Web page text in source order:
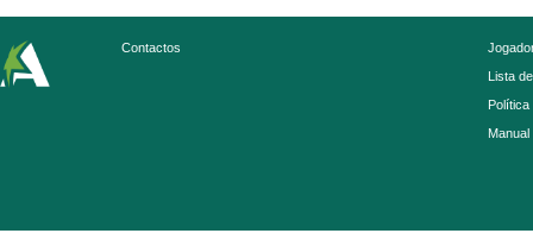
Contactos
Lista
Política